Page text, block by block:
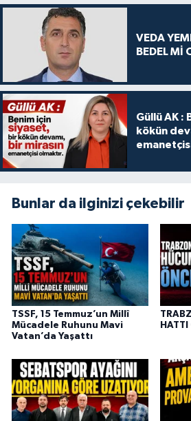
VEDA
BEDEL Mİ
Güllü AK :
kökün
Bunlar da ilginizi çekebilir
TSSF, 15 Temmuz’un Millî
Mücadele Ruhunu Mavi
Vatan’da Yaşattı
HATTI